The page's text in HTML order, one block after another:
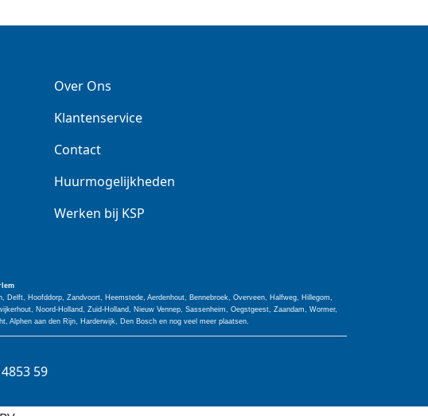
Over Ons
Klantenservice
Contact
Huurmogelijkheden
Werken bij KSP
Hoofddorp, Zandvoort, Heemstede, Aerdenhout, Bennebroek, Overveen, Halfweg, Hillegom,
Noord-Holland, Zuid-Holland, Nieuw Vennep, Sassenheim, Oegstgeest, Zaandam, Wormer,
Alphen aan den Rijn, Harderwijk, Den Bosch en nog veel meer plaatsen.
59